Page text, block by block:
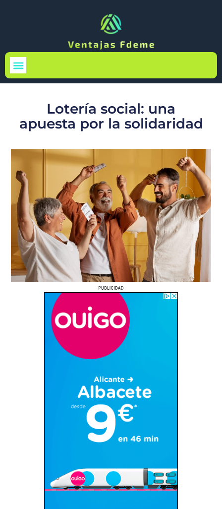
Lotería social: una
apuesta por la solidaridad